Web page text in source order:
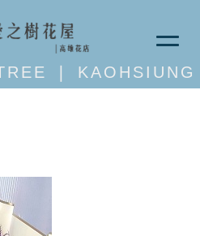
❘ KAOHSIUNG